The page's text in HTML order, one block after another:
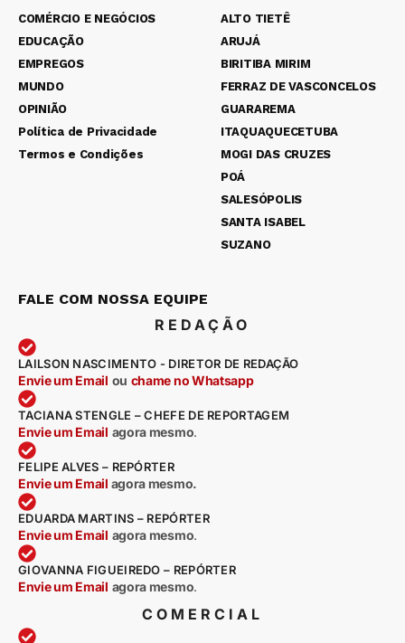
COMÉRCIO E NEGÓCIOS
EDUCAÇÃO
EMPREGOS
MUNDO
OPINIÃO
Política de Privacidade
Termos e Condições
ALTO TIETÊ
ARUJÁ
BIRITIBA MIRIM
FERRAZ DE VASCONCELOS
GUARAREMA
ITAQUAQUECETUBA
MOGI DAS CRUZES
POÁ
SALESÓPOLIS
SANTA ISABEL
SUZANO
FALE COM NOSSA EQUIPE
REDAÇÃO
LAILSON NASCIMENTO - DIRETOR DE REDAÇÃO
Envie um Email ou chame no Whatsapp
TACIANA STENGLE – CHEFE DE REPORTAGEM
Envie um Email agora mesmo.
FELIPE ALVES – REPÓRTER
Envie um Email agora mesmo.
EDUARDA MARTINS – REPÓRTER
Envie um Email agora mesmo.
GIOVANNA FIGUEIREDO – REPÓRTER
Envie um Email agora mesmo.
COMERCIAL